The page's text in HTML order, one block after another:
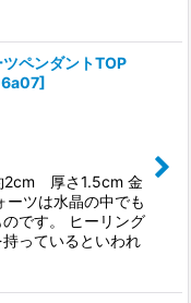
ペンダントTOP
]
2cm 厚さ1.5cm 金
ーツは水晶の中でも
です。 ヒーリング
っているといわれ